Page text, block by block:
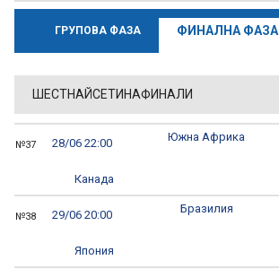
ГРУПОВА ФАЗА ФИНАЛНА ФАЗА
ШЕСТНАЙСЕТИНАФИНАЛИ
№37 28/06 22:00 Южна Африка
Канада
№38 29/06 20:00 Бразилия
Япония